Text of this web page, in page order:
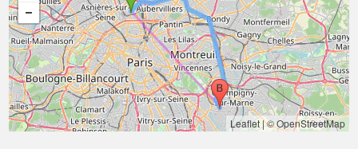
Leaflet|© OpenStreetMap